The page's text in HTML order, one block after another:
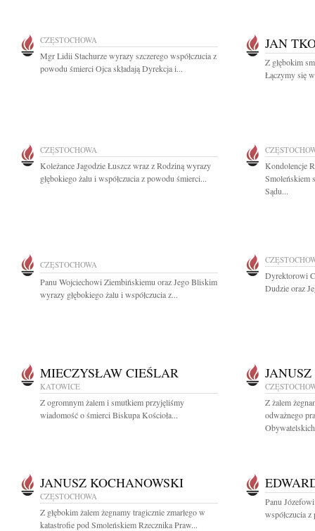
CZĘSTOCHOWA
Mgr Lidii Stachurze wyrazy szczerego współczucia z
powodu śmierci Ojca składają Dyrekcja i...
JAN
Z głębokim
Łączymy się
CZĘSTOCHOWA
Koleżance Jagodzie Łuszcz wraz z Rodziną wyrazy
głębokiego żalu i współczucia z powodu śmierci...
Kondolencje
Smoleńskiem
Sądu...
CZĘSTOCHOWA
Panu Wojciechowi Ziembińskiemu oraz Jego Bliskim
wyrazy głębokiego żalu i współczucia z...
Dyrektorowi
Dudzie oraz
MIECZYSŁAW CIEŚLAR
KATOWICE
Z ogromnym żalem i smutkiem przyjęliśmy
wiadomość o śmierci Biskupa Kościoła...
Z żalem
odważnego
JANUSZ KOCHANOWSKI
CZĘSTOCHOWA
Z głębokim żalem żegnamy tragicznie zmarłego w
katastrofie pod Smoleńskiem Rzecznika Praw...
Panu
współczucia